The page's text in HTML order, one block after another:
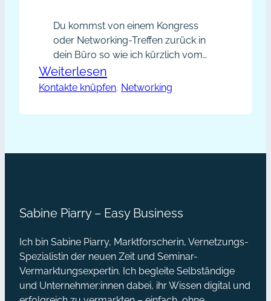
Du kommst von einem Kongress
oder Networking-Treffen zurück in
dein Büro so wie ich kürzlich vom
Trainer-Kongress Berlin. Viele
spannende Kontakte habe ich dort
Frage: Wie kann man das
neu kennengelernt hat, herausholen?
Weiterlesen
Kontakte
Kontakte knüpfen, Networking
Sabine Piarry – Easy Business
Ich bin Sabine Piarry, Marktforscherin, Vernetzungs-
Spezialistin der neuen Zeit und Seminar-
Vermarktungsexpertin. Ich begleite Selbständige
und Unternehmer:innen dabei, ihr Wissen digital und